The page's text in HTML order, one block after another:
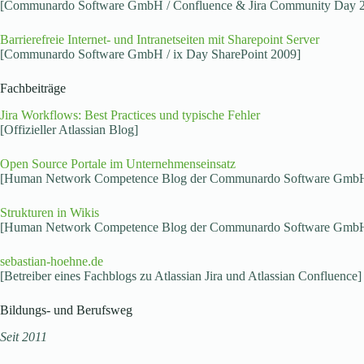
[Communardo Software GmbH / Confluence & Jira Community Day
Barrierefreie Internet- und Intranetseiten mit Sharepoint Server
[Communardo Software GmbH / ix Day SharePoint 2009]
Fachbeiträge
Jira Workflows: Best Practices und typische Fehler
[Offizieller Atlassian Blog]
Open Source Portale im Unternehmenseinsatz
[Human Network Competence Blog der Communardo Software
Strukturen in Wikis
[Human Network Competence Blog der Communardo Software
sebastian-hoehne.de
[Betreiber eines Fachblogs zu Atlassian Jira und Atlassian Confluence]
Bildungs- und Berufsweg
Seit 2011